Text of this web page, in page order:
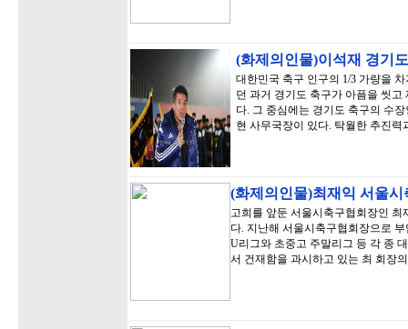
(화제의인물)이석재 경기
대한민국 축구 인구의 1/3 가량을
던 과거 경기도 축구가 아픔을 씻
다. 그 중심에는 경기도 축구의 수
현 사무국장이 있다. 탁월한 추진
(화제의인물)최재익 서울
고희를 앞둔 서울시축구협회장인
다. 지난해 서울시축구협회장으로
U리그와 초중고 주말리그 등 각 종
서 건재함을 과시하고 있는 최 회장